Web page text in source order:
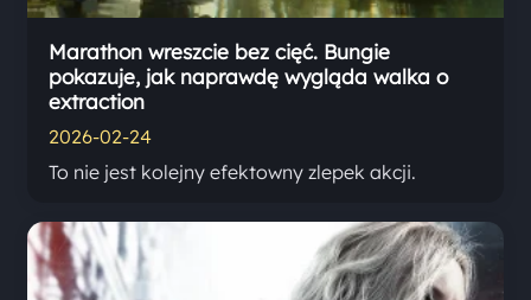
Marathon wreszcie bez cięć. Bungie
pokazuje, jak naprawdę wygląda walka o
extraction
2026-02-24
To nie jest kolejny efektowny zlepek akcji.